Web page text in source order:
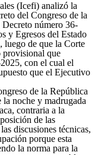
(Icefi) analizó la
del Congreso de la
número 36-
y Egresos del Estado
luego de que la Corte
provisional que
con el cual el
que el Ejecutivo
de la República
la noche y madrugada
contraria a la
de las
discusiones técnicas,
porque esta
la norma para la